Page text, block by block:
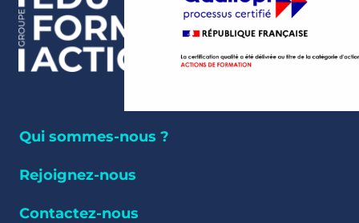
Qui sommes-nous ?
Rejoignez-nous
Contactez-nous